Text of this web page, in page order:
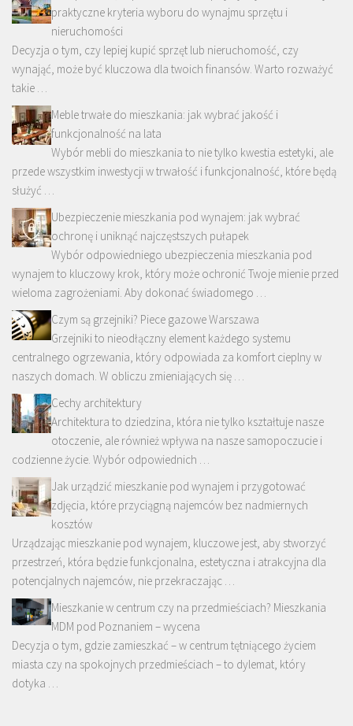
praktyczne kryteria wyboru do wynajmu sprzętu i
nieruchomości
Decyzja o tym, czy lepiej kupić sprzęt lub nieruchomość, czy
wynająć, może być kluczowa dla twoich finansów. Warto rozważyć
takie …
Meble trwałe do mieszkania: jak wybrać jakość i
funkcjonalność na lata
Wybór mebli do mieszkania to nie tylko kwestia estetyki, ale
przede wszystkim inwestycji w trwałość i funkcjonalność, które będą
służyć …
Ubezpieczenie mieszkania pod wynajem: jak wybrać
ochronę i uniknąć najczęstszych pułapek
Wybór odpowiedniego ubezpieczenia mieszkania pod
wynajem to kluczowy krok, który może ochronić Twoje mienie przed
wieloma zagrożeniami. Aby dokonać świadomego …
Czym są grzejniki? Piece gazowe Warszawa
Grzejniki to nieodłączny element każdego systemu
centralnego ogrzewania, który odpowiada za komfort cieplny w
naszych domach. W obliczu zmieniających się …
Cechy architektury
Architektura to dziedzina, która nie tylko kształtuje nasze
otoczenie, ale również wpływa na nasze samopoczucie i
codzienne życie. Wybór odpowiednich …
Jak urządzić mieszkanie pod wynajem i przygotować
zdjęcia, które przyciągną najemców bez nadmiernych
kosztów
Urządzając mieszkanie pod wynajem, kluczowe jest, aby stworzyć
przestrzeń, która będzie funkcjonalna, estetyczna i atrakcyjna dla
potencjalnych najemców, nie przekraczając …
Mieszkanie w centrum czy na przedmieściach? Mieszkania
MDM pod Poznaniem – wycena
Decyzja o tym, gdzie zamieszkać – w centrum tętniącego życiem
miasta czy na spokojnych przedmieściach – to dylemat, który
dotyka …